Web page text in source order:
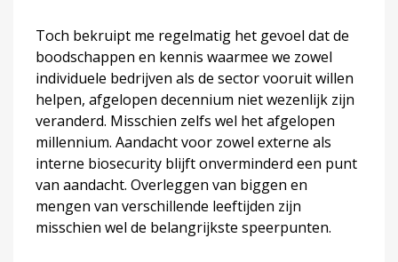
Toch bekruipt me regelmatig het gevoel dat de
boodschappen en kennis waarmee we zowel
individuele bedrijven als de sector vooruit willen
helpen, afgelopen decennium niet wezenlijk zijn
veranderd. Misschien zelfs wel het afgelopen
millennium. Aandacht voor zowel externe als
interne biosecurity blijft onverminderd een punt
van aandacht. Overleggen van biggen en
mengen van verschillende leeftijden zijn
misschien wel de belangrijkste speerpunten.